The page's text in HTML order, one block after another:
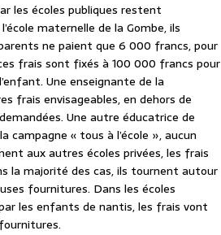
les écoles publiques restent
maternelle de la Gombe, ils
ne paient que 6 000 francs, pour
frais sont fixés à 100 000 francs pour
Une enseignante de la
frais envisageables, en dehors de
Une autre éducatrice de
campagne « tous à l’école », aucun
aux autres écoles privées, les frais
la majorité des cas, ils tournent autour
fournitures. Dans les écoles
les enfants de nantis, les frais vont